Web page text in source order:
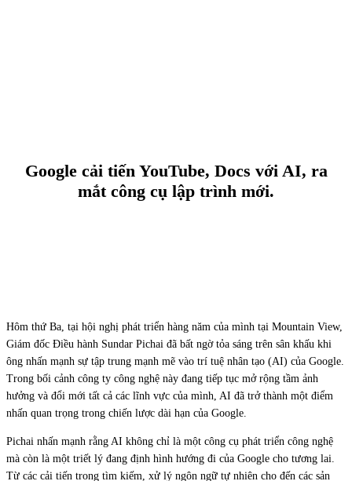
Google cải tiến YouTube, Docs với AI, ra
mắt công cụ lập trình mới.
Hôm thứ Ba, tại hội nghị phát triển hàng năm của mình tại Mountain View,
Giám đốc Điều hành Sundar Pichai đã bất ngờ tỏa sáng trên sân khấu khi
ông nhấn mạnh sự tập trung mạnh mẽ vào trí tuệ nhân tạo (AI) của Google.
Trong bối cảnh công ty công nghệ này đang tiếp tục mở rộng tầm ảnh
hưởng và đổi mới tất cả các lĩnh vực của mình, AI đã trở thành một điểm
nhấn quan trọng trong chiến lược dài hạn của Google.
Pichai nhấn mạnh rằng AI không chỉ là một công cụ phát triển công nghệ
mà còn là một triết lý đang định hình hướng đi của Google cho tương lai.
Từ các cải tiến trong tìm kiếm, xử lý ngôn ngữ tự nhiên cho đến các sản